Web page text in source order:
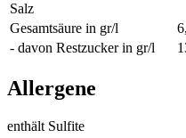
Salz
Gesamtsäure in gr/l
- davon Restzucker in gr/l
Allergene
enthält Sulfite